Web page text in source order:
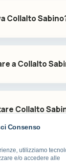
Consenso
utilizziamo
e/o accedere alle
Collalto
a Collalto
Collalto